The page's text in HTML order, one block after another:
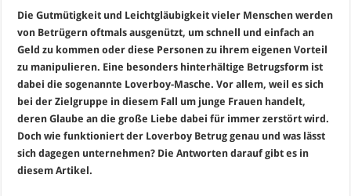
Die Gutmütigkeit und Leichtgläubigkeit vieler Menschen werden
von Betrügern oftmals ausgenützt, um schnell und einfach an
Geld zu kommen oder diese Personen zu ihrem eigenen Vorteil
zu manipulieren. Eine besonders hinterhältige Betrugsform ist
dabei die sogenannte Loverboy-Masche. Vor allem, weil es sich
bei der Zielgruppe in diesem Fall um junge Frauen handelt,
deren Glaube an die große Liebe dabei für immer zerstört wird.
Doch wie funktioniert der Loverboy Betrug genau und was lässt
sich dagegen unternehmen? Die Antworten darauf gibt es in
diesem Artikel.